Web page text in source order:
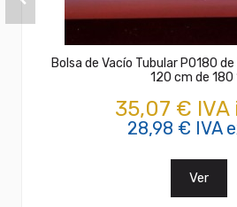
Bolsa de Vacío Tubular PO180
120 cm de 180
35,07 € IVA
28,98 € IVA
Ver